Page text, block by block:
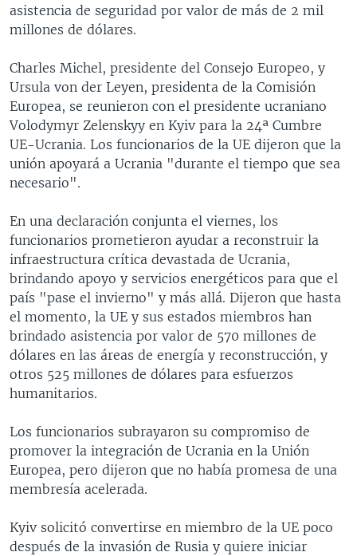
asistencia de seguridad por valor de más de 2 mil
millones de dólares.
Charles Michel, presidente del Consejo Europeo, y
Ursula von der Leyen, presidenta de la Comisión
Europea, se reunieron con el presidente ucraniano
Volodymyr Zelenskyy en Kyiv para la 24ª Cumbre
UE-Ucrania. Los funcionarios de la UE dijeron que la
unión apoyará a Ucrania "durante el tiempo que sea
necesario".
En una declaración conjunta el viernes, los
funcionarios prometieron ayudar a reconstruir la
infraestructura crítica devastada de Ucrania,
brindando apoyo y servicios energéticos para que el
país "pase el invierno" y más allá. Dijeron que hasta
el momento, la UE y sus estados miembros han
brindado asistencia por valor de 570 millones de
dólares en las áreas de energía y reconstrucción, y
otros 525 millones de dólares para esfuerzos
humanitarios.
Los funcionarios subrayaron su compromiso de
promover la integración de Ucrania en la Unión
Europea, pero dijeron que no había promesa de una
membresía acelerada.
Kyiv solicitó convertirse en miembro de la UE poco
después de la invasión de Rusia y quiere iniciar